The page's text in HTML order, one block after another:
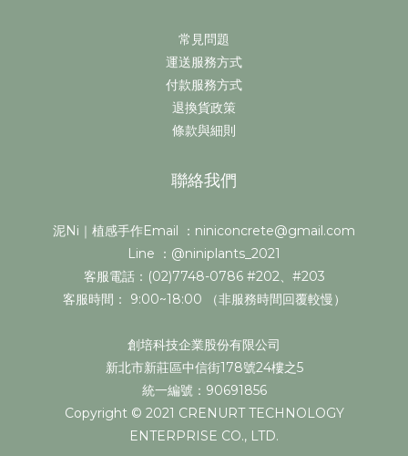
常見問題
運送服務方式
付款服務方式
退換貨政策
條款與細則
聯絡我們
泥Ni｜植感手作Email ：niniconcrete@gmail.com
Line ：@niniplants_2021
客服電話：(02)7748-0786 #202、#203
客服時間： 9:00~18:00 （非服務時間回覆較慢）
創培科技企業股份有限公司
新北市新莊區中信街178號24樓之5
統一編號：90691856
Copyright © 2021 CRENURT TECHNOLOGY
ENTERPRISE CO., LTD.